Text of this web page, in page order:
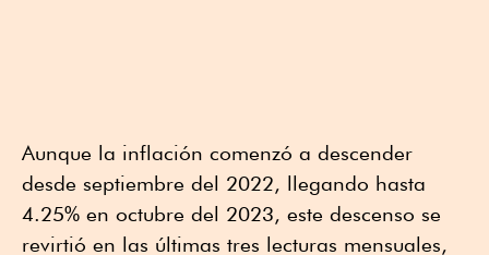
Aunque la inflación comenzó a descender
desde septiembre del 2022, llegando hasta
4.25% en octubre del 2023, este descenso se
revirtió en las últimas tres lecturas mensuales,